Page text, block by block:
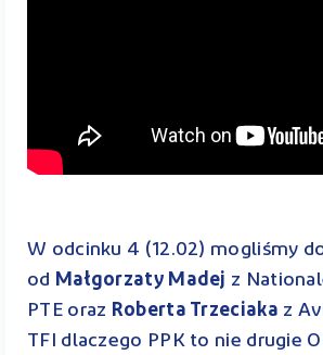
W odcinku 4 (12.02) mogliśmy
od Małgorzaty Madej z
PTE oraz Roberta Trzeciaka z
TFI dlaczego PPK to nie drugie